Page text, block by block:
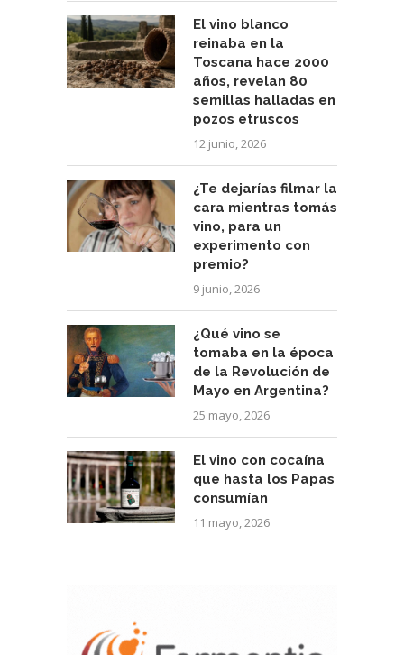
El vino blanco
reinaba en la
Toscana hace 2000
años, revelan 80
semillas halladas en
pozos etruscos
12 junio, 2026
¿Te dejarías filmar la
cara mientras tomás
vino, para un
experimento con
premio?
9 junio, 2026
¿Qué vino se
tomaba en la época
de la Revolución de
Mayo en Argentina?
25 mayo, 2026
El vino con cocaína
que hasta los Papas
consumían
11 mayo, 2026